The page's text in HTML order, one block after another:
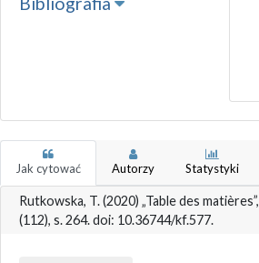
Jak cytować Autorzy Statystyki
Rutkowska, T. (2020) „Table des matières”,
(112), s. 264. doi: 10.36744/kf.577.